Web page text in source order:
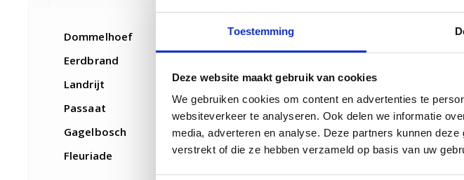
Toestemming
Deze website maakt gebruik van cookies
We gebruiken cookies om content en advertenties te
websiteverkeer te analyseren. Ook delen we informatie
media, adverteren en analyse. Deze partners kunnen
verstrekt of die ze hebben verzameld op basis van uw
Dommelhoef
Eerdbrand
Landrijt
Passaat
Gagelbosch
Fleuriade
Specialistische
Passaat- Centrum voor
Zuiderpark met de locaties